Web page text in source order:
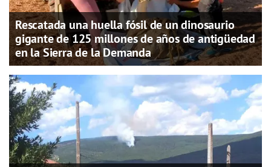
Rescatada una huella fósil de un dinosaurio
gigante de 125 millones de años de antigüedad
en la Sierra de la Demanda